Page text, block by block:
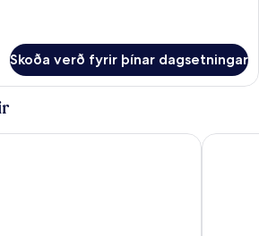
Skoða verð fyrir þínar dagsetningar
Hotel